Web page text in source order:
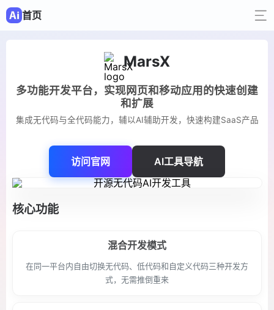
首页
MarsX
多功能开发平台，实现网页和移动应用的快速创建
和扩展
集成无代码与全代码能力，辅以AI辅助开发，快速构建SaaS产品
访问官网 AI工具导航
核心功能
混合开发模式
在同一平台内自由切换无代码、低代码和自定义代码三种开发方
式，无需推倒重来